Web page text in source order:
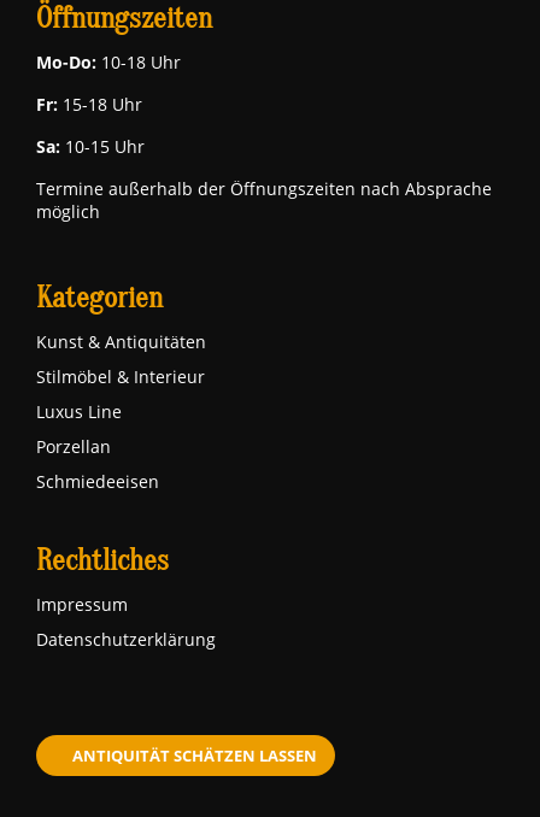
Öffnungszeiten
Mo-Do: 10-18 Uhr
Fr: 15-18 Uhr
Sa: 10-15 Uhr
Termine außerhalb der Öffnungszeiten nach Absprache
möglich
Kategorien
Kunst & Antiquitäten
Stilmöbel & Interieur
Luxus Line
Porzellan
Schmiedeeisen
Rechtliches
Impressum
Datenschutzerklärung
ANTIQUITÄT SCHÄTZEN LASSEN